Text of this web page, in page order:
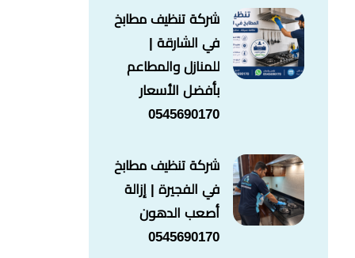
شركة تنظيف مطابخ
في الشارقة |
للمنازل والمطاعم
بأفضل الأسعار
0545690170
شركة تنظيف مطابخ
في الفجيرة | إزالة
أصعب الدهون
0545690170